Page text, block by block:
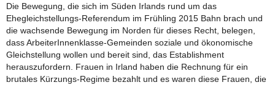
Die Bewegung, die sich im Süden Irlands rund um das
Ehegleichstellungs-Referendum im Frühling 2015 Bahn brach und
die wachsende Bewegung im Norden für dieses Recht, belegen,
dass ArbeiterInnenklasse-Gemeinden soziale und ökonomische
Gleichstellung wollen und bereit sind, das Establishment
herauszufordern. Frauen in Irland haben die Rechnung für ein
brutales Kürzungs-Regime bezahlt und es waren diese Frauen, die